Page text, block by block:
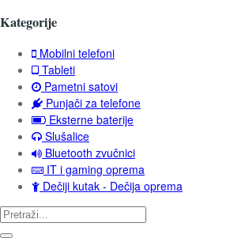
Kategorije
Mobilni telefoni
Tableti
Pametni satovi
Punjači za telefone
Eksterne baterije
Slušalice
Bluetooth zvučnici
IT i gaming oprema
Dečiji kutak - Dečija oprema